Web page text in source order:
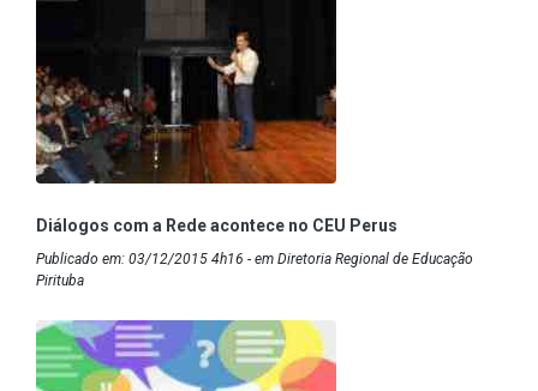
Diálogos com a Rede acontece no CEU Perus
Publicado em: 03/12/2015 4h16 - em Diretoria Regional de Educação
Pirituba